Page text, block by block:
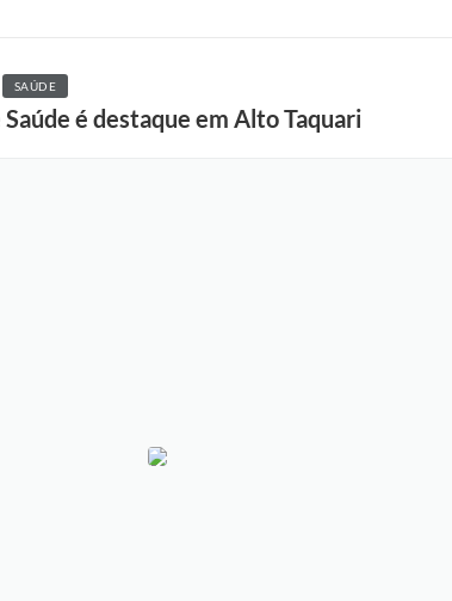
SAÚDE
é destaque em Alto Taquari